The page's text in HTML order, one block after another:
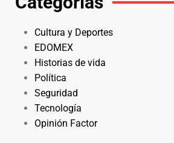
Cultura y Deportes
EDOMEX
Historias de vida
Política
Seguridad
Tecnología
Opinión Factor